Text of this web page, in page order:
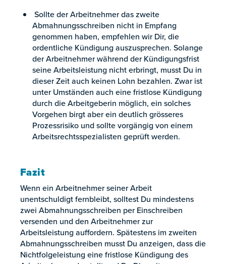
Sollte der Arbeitnehmer das zweite
Abmahnungsschreiben nicht in Empfang
genommen haben, empfehlen wir Dir, die
ordentliche Kündigung auszusprechen. Solange
der Arbeitnehmer während der Kündigungsfrist
seine Arbeitsleistung nicht erbringt, musst Du in
dieser Zeit auch keinen Lohn bezahlen. Zwar ist
unter Umständen auch eine fristlose Kündigung
durch die Arbeitgeberin möglich, ein solches
Vorgehen birgt aber ein deutlich grösseres
Prozessrisiko und sollte vorgängig von einem
Arbeitsrechtsspezialisten geprüft werden.
Fazit
Wenn ein Arbeitnehmer seiner Arbeit
unentschuldigt fernbleibt, solltest Du mindestens
zwei Abmahnungsschreiben per Einschreiben
versenden und den Arbeitnehmer zur
Arbeitsleistung auffordern. Spätestens im zweiten
Abmahnungsschreiben musst Du anzeigen, dass die
Nichtfolgeleistung eine fristlose Kündigung des